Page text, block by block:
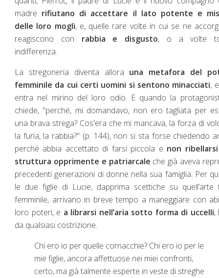
madre rifiutano di accettare il lato potente e
delle loro mogli, e, quelle rare volte in cui se ne
reagiscono con rabbia e disgusto, o a volte
indifferenza.
La stregoneria diventa allora una metafora del
femminile da cui certi uomini si sentono minacciati,
entra nel mirino del loro odio. E quando la
chiede, "perché, mi domandavo, non ero tagliata per
una brava strega? Cos'era che mi mancava, la forza di
la furia, la rabbia?" (p. 144), non si sta forse chiedendo
perché abbia accettato di farsi piccola e non
struttura opprimente e patriarcale che già aveva
precedenti generazioni di donne nella sua famiglia. Per
le due figlie di Lucie, dapprima scettiche su quell’arte
femminile, arrivano in breve tempo a maneggiare con
loro poteri, e a librarsi nell’aria sotto forma di uccelli,
da qualsiasi costrizione.
Chi ero io per quelle cornacchie? Chi ero io per le
mie figlie, ancora affettuose nei miei confronti,
certo, ma già talmente esperte in veste di streghe